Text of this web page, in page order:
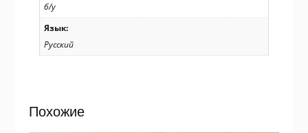
б/у
Язык:
Русский
Похожие